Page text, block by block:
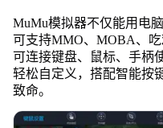
MuMu模拟器不仅能用电
可支持MMO、MOBA、吃
可连接键盘、鼠标、手柄
轻松自定义，搭配智能按
致命。